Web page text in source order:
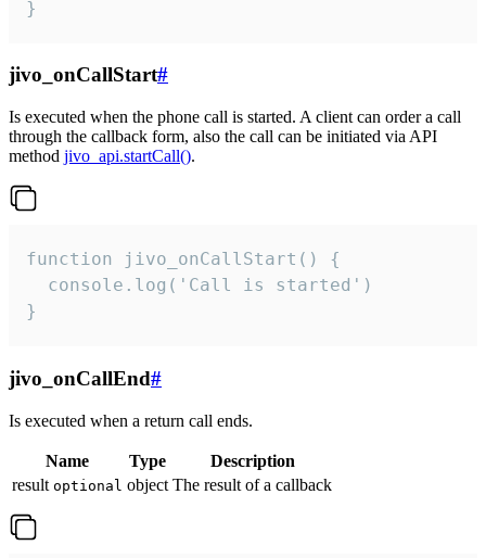
}
jivo_onCallStart#
Is executed when the phone call is started. A client can order a call
through the callback form, also the call can be initiated via API
method jivo_api.startCall().
function jivo_onCallStart() {
  console.log('Call is started')
}
jivo_onCallEnd#
Is executed when a return call ends.
Name Type
Description
result optional object The result of a callback